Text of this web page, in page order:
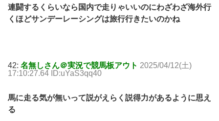
連闘するくらいなら国内で走りゃいいのにわざわざ海外行
くほどサンデーレーシングは旅行行きたいのかね
42: 名無しさん＠実況で競馬板アウト 2025/04/12(土)
17:10:27.64 ID:uYaS3qq40
馬に走る気が無いって説がえらく説得力があるように思え
る